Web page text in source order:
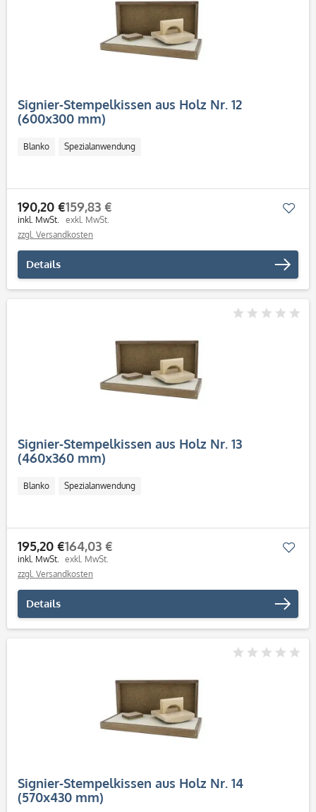
Signier-Stempelkissen aus Holz Nr. 12
(600x300 mm)
Blanko Spezialanwendung
190,20 €
inkl. MwSt.
159,83 €
exkl. MwSt.
zzgl. Versandkosten
Details
Signier-Stempelkissen aus Holz Nr. 13
(460x360 mm)
Blanko Spezialanwendung
195,20 €
inkl. MwSt.
164,03 €
exkl. MwSt.
zzgl. Versandkosten
Details
Signier-Stempelkissen aus Holz Nr. 14
(570x430 mm)